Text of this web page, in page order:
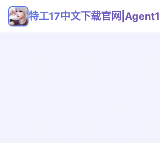
特工17中文下载官网